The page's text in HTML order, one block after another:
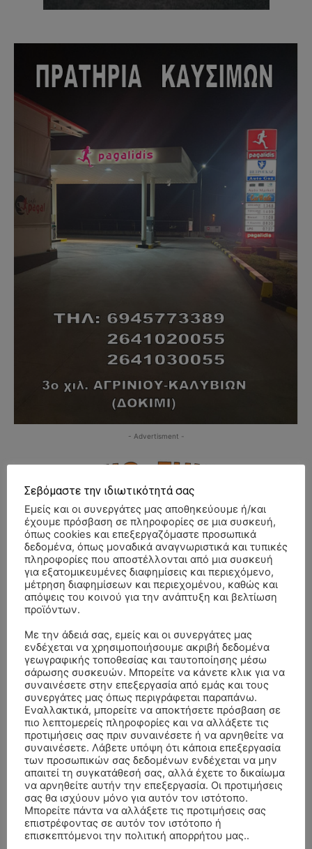
- Advertisment -
ΣΥΛΛΥΠΗΤΗΡΙΑ ΜΗΝΥΜΑΤΑ
ΠΑΝΑΓΙΩΤΗΣ IΩΑΚΕΙΜΙΔΗΣεπίΚΗΔΕΙΑ – ΔΕΥΤΕΡΑ 3/8/2026 –
ΣΠΥΡΙΔΟΥΛΑ Γ. ΣΕΪΤΑΝΙΔΟΥ ΕΤΩΝ 91
Αγγελική ΘωμουεπίΚΗΔΕΙΑ – ΔΕΥΤΕΡΑ 3/8/2026 – ΔΗΜΗΤΡΙΟΣ Σ.
ΤΣΙΛΙΚΗΣ ΕΤΩΝ 79
Δημήτριος ΔάτσικαςεπίΚΗΔΕΙΑ – ΠΑΡΑΣΚΕΥΗ 31/7/2026 –
ΚΩΝΣΤΑΝΤΙΝΟΣ Ε. ΛΑΙΜΟΔΕΤΗΣ ΕΤΩΝ 27
ΛευτέρηςεπίΚΗΔΕΙΑ – ΠΑΡΑΣΚΕΥΗ 31/7/2026 – ΚΩΝΣΤΑΝΤΙΝΟΣ Ε.
Σεβόμαστε την ιδιωτικότητά σας
Εμείς και οι συνεργάτες μας αποθηκεύουμε ή/και
έχουμε πρόσβαση σε πληροφορίες σε μια συσκευή,
όπως cookies και επεξεργαζόμαστε προσωπικά
δεδομένα, όπως μοναδικά αναγνωριστικά και τυπικές
πληροφορίες που αποστέλλονται από μια συσκευή
για εξατομικευμένες διαφημίσεις και περιεχόμενο,
μέτρηση διαφημίσεων και περιεχομένου, καθώς και
απόψεις του κοινού για την ανάπτυξη και βελτίωση
προϊόντων.
Με την άδειά σας, εμείς και οι συνεργάτες μας
ενδέχεται να χρησιμοποιήσουμε ακριβή δεδομένα
γεωγραφικής τοποθεσίας και ταυτοποίησης μέσω
σάρωσης συσκευών. Μπορείτε να κάνετε κλικ για να
συναινέσετε στην επεξεργασία από εμάς και τους
συνεργάτες μας όπως περιγράφεται παραπάνω.
Εναλλακτικά, μπορείτε να αποκτήσετε πρόσβαση σε
πιο λεπτομερείς πληροφορίες και να αλλάξετε τις
προτιμήσεις σας πριν συναινέσετε ή να αρνηθείτε να
συναινέσετε. Λάβετε υπόψη ότι κάποια επεξεργασία
των προσωπικών σας δεδομένων ενδέχεται να μην
απαιτεί τη συγκατάθεσή σας, αλλά έχετε το δικαίωμα
να αρνηθείτε αυτήν την επεξεργασία. Οι προτιμήσεις
σας θα ισχύουν μόνο για αυτόν τον ιστότοπο.
Μπορείτε πάντα να αλλάξετε τις προτιμήσεις σας
επιστρέφοντας σε αυτόν τον ιστότοπο ή
επισκεπτόμενοι την πολιτική απορρήτου μας..